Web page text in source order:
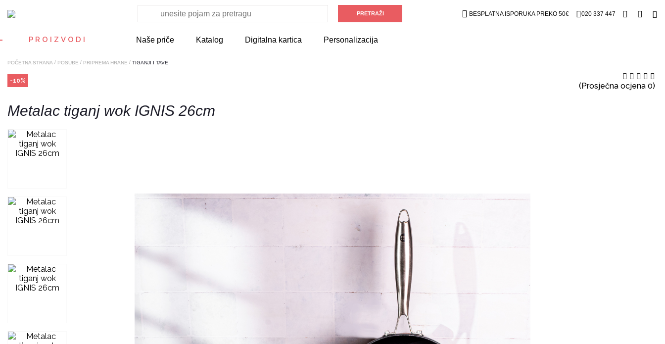
BESPLATNA ISPORUKA PREKO 50€ 020 337 447
PROIZVODI Naše priče Katalog Digitalna kartica Personalizacija
POČETNA STRANA / POSUĐE / PRIPREMA HRANE / TIGANJI I TAVE
Metalac tiganj wok IGNIS 26cm
(Prosječna ocjena 0)
-10%